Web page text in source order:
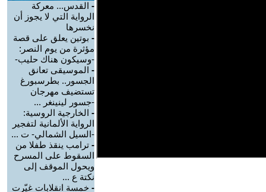
- القدس... معركة
الرواية التي لا يجوز أن
نخسرها
- بوتين يعلق على قصة
مؤثرة من يوم النصر:
-وسيكون هناك حليب-
- الموسيقى تعانق
الجسور.. بطرسبورغ
تستضيف مهرجان
-جسور لينينغر ...
- الخارجية الروسية:
الرواية الألمانية لتفجير
-السيل الشمالي- ت ...
- ترامب ينقذ طفلا من
السقوط على المسرح
ويحول الموقف إلى
نكتة ع ...
- خمسة انقلابات غيّرت